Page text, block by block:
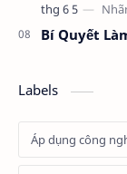
Bí Quyết
Labels
Áp dụng công